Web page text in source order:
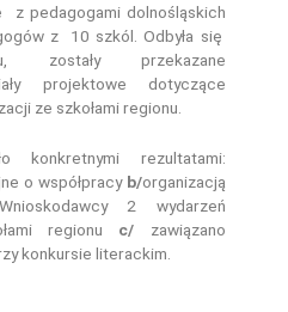
z pedagogami dolnośląskich
z 10 szkól. Odbyła się
zostały przekazane
projektowe dotyczące
ze szkołami regionu.
konkretnymi rezultatami:
o współpracy b/organizacją
2 wydarzeń
regionu c/ zawiązano
konkursie literackim.